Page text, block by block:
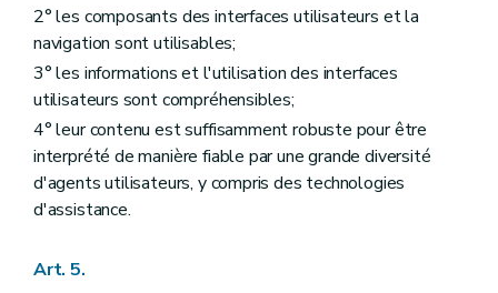
2° les composants des interfaces utilisateurs et la
navigation sont utilisables;
3° les informations et l'utilisation des interfaces
utilisateurs sont compréhensibles;
4° leur contenu est suffisamment robuste pour être
interprété de manière fiable par une grande diversité
d'agents utilisateurs, y compris des technologies
d'assistance.
Art. 5.